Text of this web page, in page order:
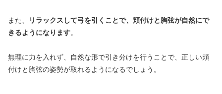
また、
リラックスして弓を引くことで、頬付けと胸弦が自然にで
きるようになります。
無理に力を入れず、自然な形で引き分けを行うことで、正しい頬
付けと胸弦の姿勢が取れるようになるでしょう。